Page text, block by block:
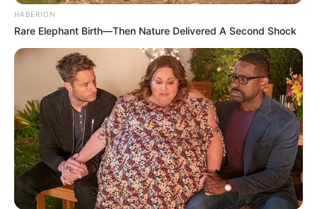
HABERION
Rare Elephant Birth—Then Nature Delivered A Second Shock